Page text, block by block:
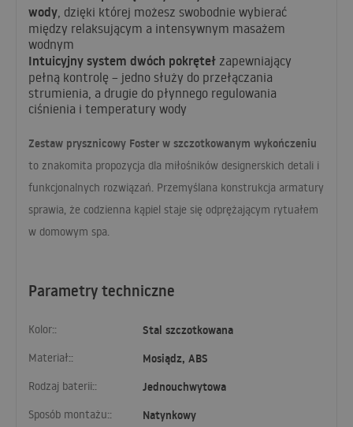
Parametry techniczne
Kolor:: Stal szczotkowana
Materiał:: Mosiądz, ABS
Rodzaj baterii:: Jednouchwytowa
Sposób montażu:: Natynkowy
wody , dzięki której możesz swobodnie wybierać
między relaksującym a intensywnym masażem
wodnym
Intuicyjny system dwóch pokręteł zapewniający
pełną kontrolę – jedno służy do przełączania
strumienia, a drugie do płynnego regulowania
ciśnienia i temperatury wody
Zestaw prysznicowy Foster w szczotkowanym wykończeniu
to znakomita propozycja dla miłośników designerskich detali i
funkcjonalnych rozwiązań. Przemyślana konstrukcja armatury
sprawia, że codzienna kąpiel staje się odprężającym rytuałem
w domowym spa.